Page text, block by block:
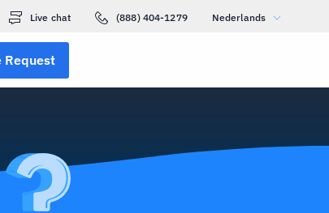
Live chat (888) 404-1279 Nederlands
Request